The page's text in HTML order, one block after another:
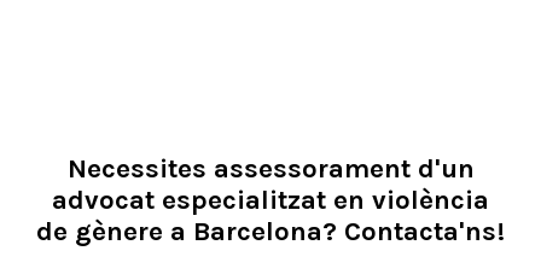
Necessites assessorament d'un
advocat especialitzat en violència
de gènere a Barcelona? Contacta'ns!